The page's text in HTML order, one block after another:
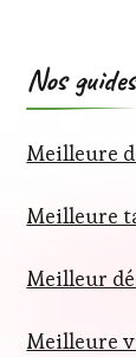
Nos guides
Meilleure
Meilleure
Meilleur
Meilleure